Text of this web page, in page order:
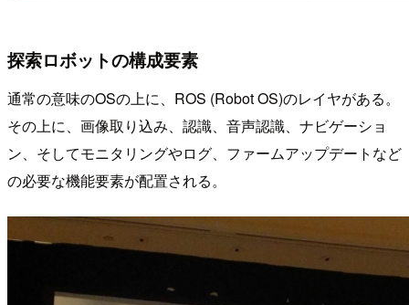
探索ロボットの構成要素
通常の意味のOSの上に、ROS (Robot OS)のレイヤがある。
その上に、画像取り込み、認識、音声認識、ナビゲーショ
ン、そしてモニタリングやログ、ファームアップデートなど
の必要な機能要素が配置される。